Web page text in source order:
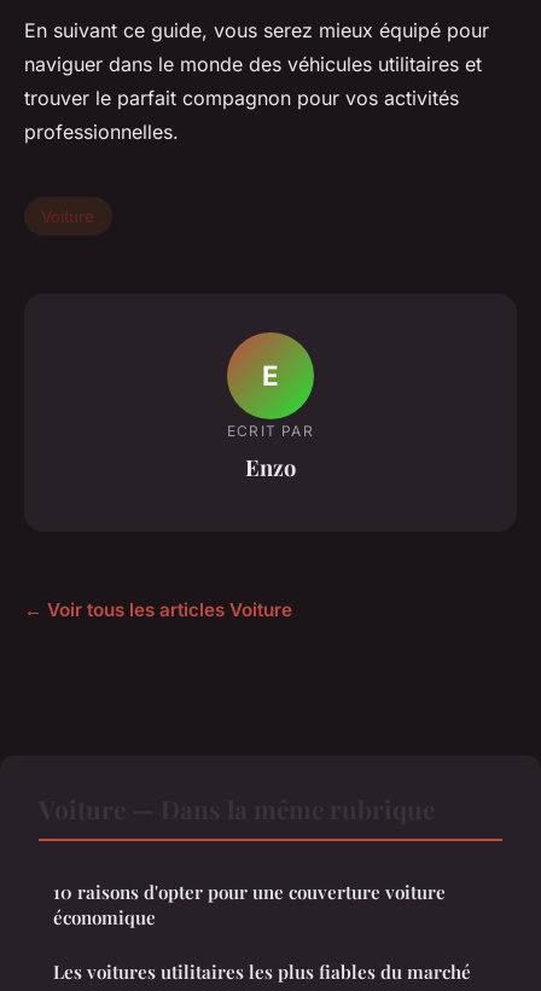
En suivant ce guide, vous serez mieux équipé pour
naviguer dans le monde des véhicules utilitaires et
trouver le parfait compagnon pour vos activités
professionnelles.
Voiture
E
ECRIT PAR
Enzo
← Voir tous les articles Voiture
10 raisons d'opter pour une couverture voiture
économique
Les voitures utilitaires les plus fiables du marché